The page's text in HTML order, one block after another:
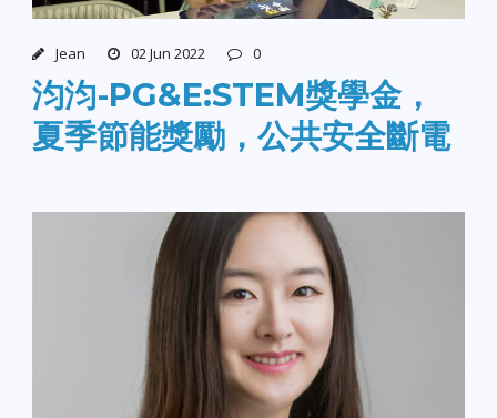
Jean 02 Jun 2022 0
汮汮-PG&E:STEM獎學金，
夏季節能獎勵，公共安全斷電